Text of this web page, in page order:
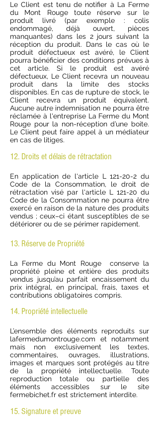
Le Client est tenu de notifier à La Ferme
du Mont Rouge toute réserve sur le
produit livré (par exemple : colis
endommagé, déjà ouvert, pièces
manquantes) dans les 2 jours suivant la
réception du produit. Dans le cas où le
produit défectueux est avéré, le Client
pourra bénéficier des conditions prévues à
cet article. Si le produit est avéré
défectueux, Le Client recevra un nouveau
produit dans la limite des stocks
disponibles. En cas de rupture de stock, le
Client recevra un produit équivalent.
Aucune autre indemnisation ne pourra être
réclamée à l'entreprise La Ferme du Mont
Rouge pour la non-réception d’une boite.
Le Client peut faire appel à un médiateur
en cas de litiges.
12. Droits et délais de rétractation
En application de l'article L 121-20-2 du
Code de la Consommation, le droit de
rétractation visé par l'article L 121-20 du
Code de la Consommation ne pourra être
exercé en raison de la nature des produits
vendus ; ceux–ci étant susceptibles de se
détériorer ou de se périmer rapidement.
13. Réserve de Propriété
La Ferme du Mont Rouge conserve la
propriété pleine et entière des produits
vendus jusqu’au parfait encaissement du
prix intégral, en principal, frais, taxes et
contributions obligatoires compris.
14. Propriété intellectuelle
L’ensemble des éléments reproduits sur
lafermedumontrouge.com et notamment
mais non exclusivement les textes,
commentaires, ouvrages, illustrations,
images et marques sont protégés au titre
de la propriété intellectuelle. Toute
reproduction totale ou partielle des
éléments accessibles sur le site
fermebichet.fr est strictement interdite.
15. Signature et preuve